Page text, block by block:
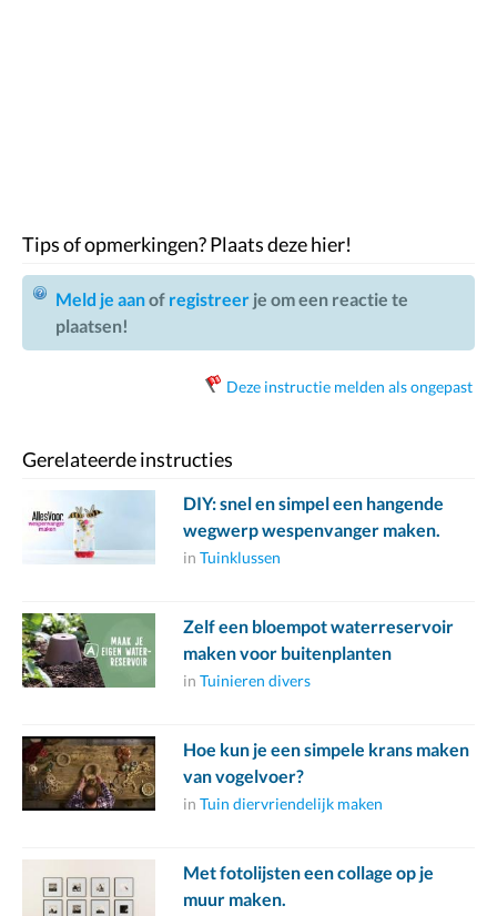
Tips of opmerkingen? Plaats deze hier!
Meld je aanof registreer je om een reactie te
plaatsen!
Deze instructie melden als ongepast
Gerelateerde instructies
DIY: snel en simpel een hangende
wegwerp wespenvanger maken.
in Tuinklussen
Zelf een bloempot waterreservoir
maken voor buitenplanten
in Tuinieren divers
Hoe kun je een simpele krans maken
van vogelvoer?
in Tuin diervriendelijk maken
Met fotolijsten een collage op je
muur maken.